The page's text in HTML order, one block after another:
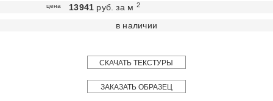
цена 13941 руб. за м 2
в наличии
СКАЧАТЬ ТЕКСТУРЫ
ЗАКАЗАТЬ ОБРАЗЕЦ